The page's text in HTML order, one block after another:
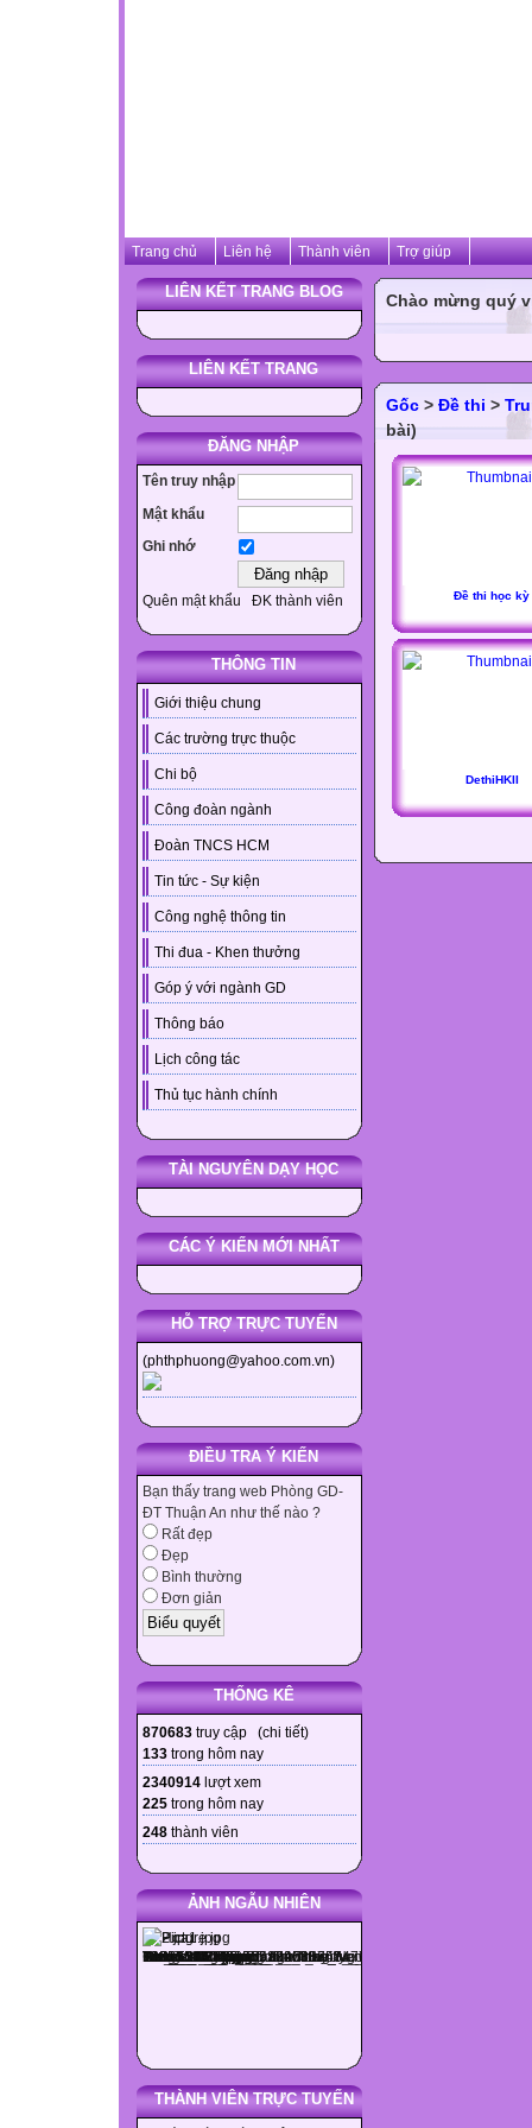
Trang chủ Liên hệ Thành viên Trợ giúp
LIÊN KẾT TRANG BLOG
LIÊN KẾT TRANG
ĐĂNG NHẬP
Tên truy nhập
Mật khẩu
Ghi nhớ
Quên mật khẩu ĐK thành viên
THÔNG TIN
Giới thiệu chung
Các trường trực thuộc
Chi bộ
Công đoàn ngành
Đoàn TNCS HCM
Tin tức - Sự kiện
Công nghệ thông tin
Thi đua - Khen thưởng
Góp ý với ngành GD
Thông báo
Lịch công tác
Thủ tục hành chính
TÀI NGUYÊN DẠY HỌC
CÁC Ý KIẾN MỚI NHẤT
HỖ TRỢ TRỰC TUYẾN
(phthphuong@yahoo.com.vn)
ĐIỀU TRA Ý KIẾN
Bạn thấy trang web Phòng GD-
ĐT Thuận An như thế nào ?
Rất đẹp
Đẹp
Bình thường
Đơn giản
THỐNG KÊ
870683 truy cập (chi tiết)
133 trong hôm nay
2340914 lượt xem
225 trong hôm nay
248 thành viên
ẢNH NGẪU NHIÊN
THÀNH VIÊN TRỰC TUYẾN
Chào mừng quý
Gốc > Đề thi >
bài)
Đề thi học kỳ
DethiHKII